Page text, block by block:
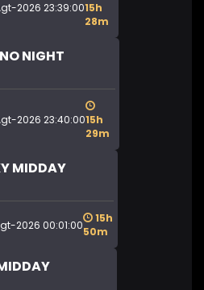
2026 23:39:0015h
28m
NIGHT
2026 23:40:0015h
29m
MIDDAY
2026 00:01:00
15h
50m